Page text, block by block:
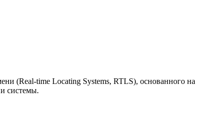
(Real-time Locating Systems, RTLS), основанного на
системы.